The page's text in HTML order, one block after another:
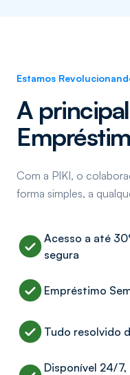
Estamos
A
Com a PIKI, o
forma simples, a
Acesso a até
segura
Empréstimo
Tudo resolvido
Disponível 24/